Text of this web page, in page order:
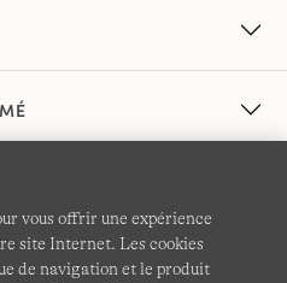
vous offrir une expérience
site Internet. Les cookies
de navigation et le produit